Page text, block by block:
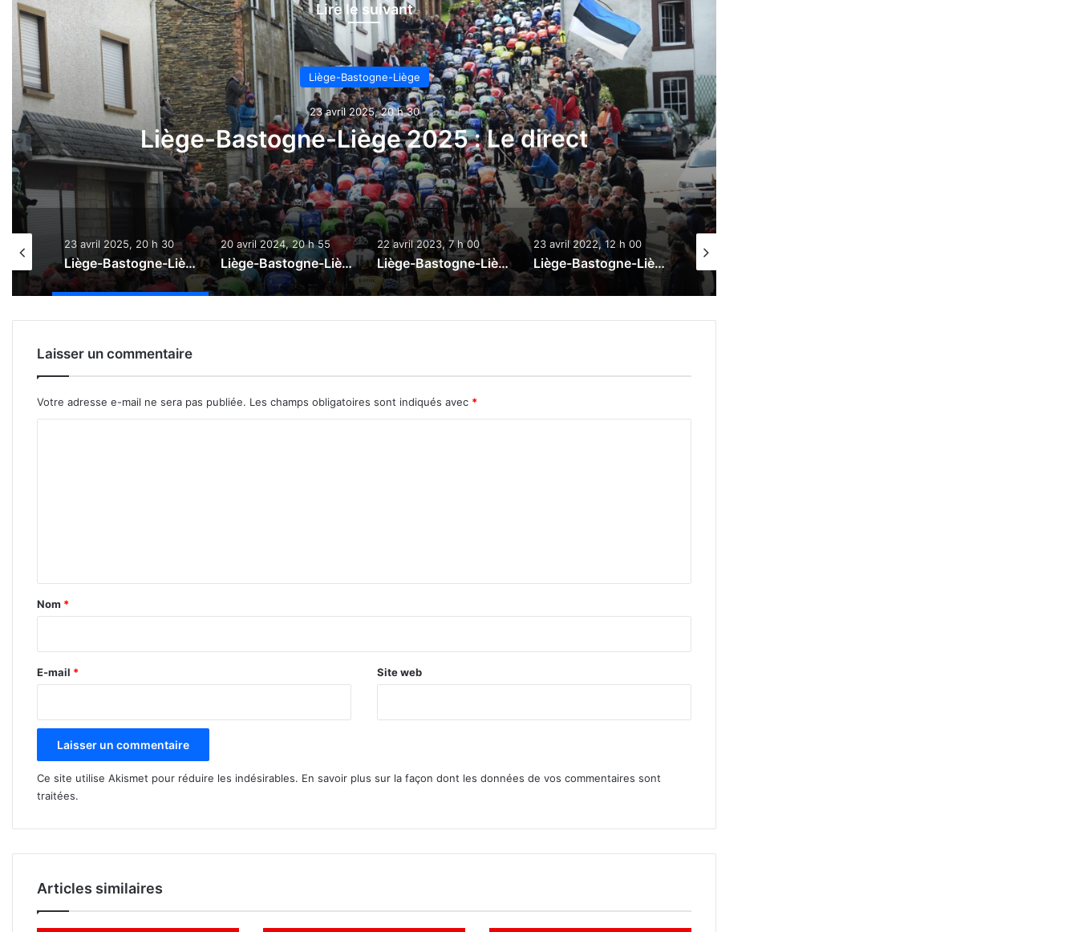
Lire le suivant
Liège-Bastogne-Liège
23 avril 2025, 20 h 30
Liège-Bastogne-Liège 2025 : Le direct
23 avril 2025, 20 h 30
Liège-Bastogne-Liège 2025 : Le direct
20 avril 2024, 20 h 55
Liège-Bastogne-Liège 2024 : Le direct
22 avril 2023, 7 h 00
Liège-Bastogne-Liège 2023 : Le direct
23 avril 2022, 12 h 00
Liège-Bastogne-Liège 2022 : Le direct
Laisser un commentaire
Votre adresse e-mail ne sera pas publiée. Les champs obligatoires sont indiqués avec *
a
e
Nom *
E-mail * Site web
Ce site utilise Akismet pour réduire les indésirables. En savoir plus sur la façon dont les données de vos commentaires sont
traitées.
Articles similaires